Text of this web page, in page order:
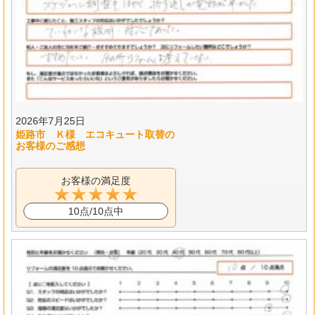
2026年7月25日
姫路市 Ｋ様 エコキュート取替の
お客様のご感想
お客様の満足度
10点/10点中